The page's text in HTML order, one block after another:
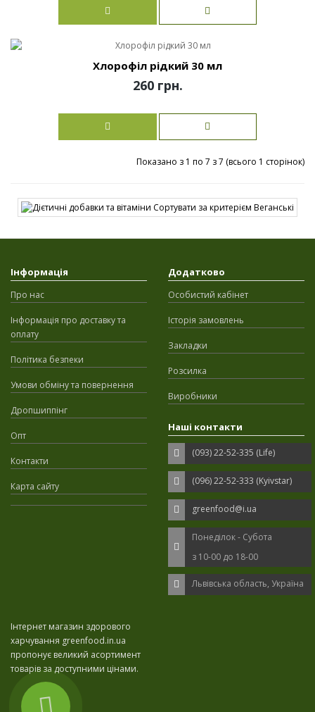
Хлорофіл рідкий 30 мл
260 грн.
Показано з 1 по 7 з 7 (всього 1 сторінок)
Інформація
Про нас
Інформація про доставку та
оплату
Політика безпеки
Умови обміну та повернення
Дропшиппінг
Опт
Контакти
Карта сайту
Додатково
Особистий кабінет
Історія замовлень
Закладки
Розсилка
Виробники
Наші контакти
(093) 22-52-335 (Life)
(096) 22-52-333 (Kyivstar)
greenfood@i.ua
Понеділок - Субота
з 10-00 до 18-00
Львівська область, Україна
Інтернет магазин здорового
харчування greenfood.in.ua
пропонує великий асортимент
товарів за доступними цінами.